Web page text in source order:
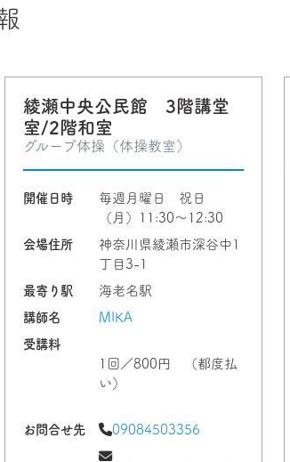
綾瀬中央公民館 3階講堂
室/2階和室
グループ体操（体操教室）
開催日時
毎週月曜日 祝日
（月）11:30〜12:30
会場住所
神奈川県綾瀬市深谷中1
丁目3-1
最寄り駅
海老名駅
講師名
MIKA
受講料
1回／800円 （都度払
い）
お問合せ先 09084503356